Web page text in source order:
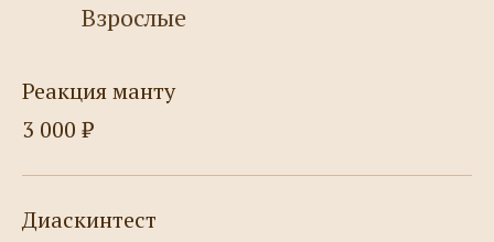
Взрослые
Реакция манту
3 000 ₽
Диаскинтест